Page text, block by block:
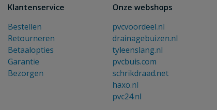
Klantenservice
Bestellen
Retourneren
Betaalopties
Garantie
Bezorgen
Onze webshops
pvcvoordeel.nl
drainagebuizen.nl
tyleenslang.nl
pvcbuis.com
schrikdraad.net
haxo.nl
pvc24.nl